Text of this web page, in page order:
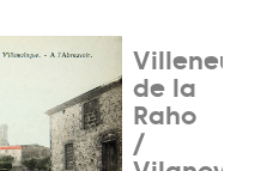
de la
Raho
/